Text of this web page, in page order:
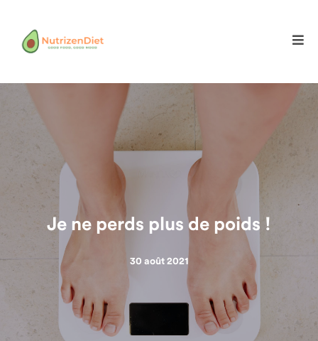
Je ne perds plus de poids !
30 août 2021